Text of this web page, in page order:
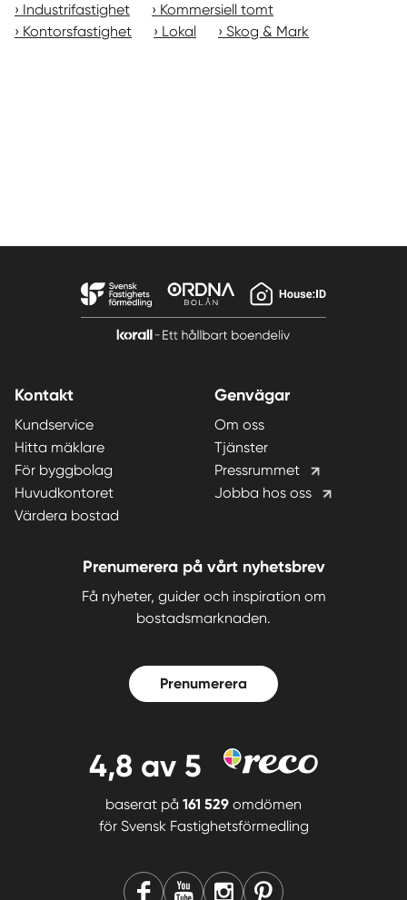
Industrifastighet
Kommersiell tomt
Kontorsfastighet
Lokal Skog & Mark
Kontakt
Kundservice
Hitta mäklare
För byggbolag
Huvudkontoret
Värdera bostad
Genvägar
Om oss
Tjänster
Pressrummet
Jobba hos oss
Prenumerera på vårt nyhetsbrev
Få nyheter, guider och inspiration om
bostadsmarknaden.
Prenumerera
4,8 av 5
baserat på 161 529 omdömen
för Svensk Fastighetsförmedling